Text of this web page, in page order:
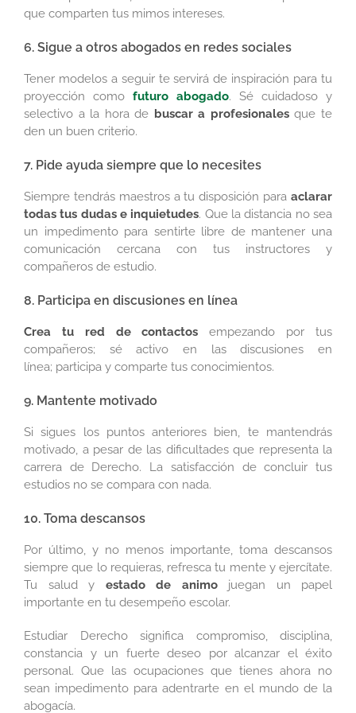
que comparten tus mimos intereses.
6. Sigue a otros abogados en redes sociales
Tener modelos a seguir te servirá de inspiración para tu
proyección como futuro abogado. Sé cuidadoso y
selectivo a la hora de buscar a profesionalesque te
den un buen criterio.
7. Pide ayuda siempre que lo necesites
Siempre tendrás maestros a tu disposición para aclarar
todas tus dudas e inquietudes. Que la distancia no sea
un impedimento para sentirte libre de mantener una
comunicación cercana con tus instructores y
compañeros de estudio.
8. Participa en discusiones en línea
Crea tu red de contactos empezando por tus
compañeros; sé activo en las discusiones en
línea; participa y comparte tus conocimientos.
9. Mantente motivado
Si sigues los puntos anteriores bien, te mantendrás
motivado, a pesar de las dificultades que representa la
carrera de Derecho. La satisfacción de concluir tus
estudios no se compara con nada.
10. Toma descansos
Por último, y no menos importante, toma descansos
siempre que lo requieras, refresca tu mente y ejercítate.
Tu salud y estado de animo juegan un papel
importante en tu desempeño escolar.
Estudiar Derecho significa compromiso, disciplina,
constancia y un fuerte deseo por alcanzar el éxito
personal. Que las ocupaciones que tienes ahora no
sean impedimento para adentrarte en el mundo de la
abogacía.